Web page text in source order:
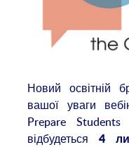
Новий освітній
вашої уваги
Prepare
відбудеться
4